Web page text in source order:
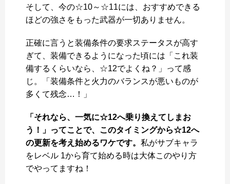
そして、今の☆10～☆11には、おすすめできる
ほどの強さをもった武器が一切ありません。
正確に言うと装備条件の要求ステータスが高す
ぎて、装備できるようになった頃には「これ装
備するくらいなら、☆12でよくね？」って感
じ。「装備条件と火力のバランスが悪いものが
多くて残念…！」
「それなら、一気に☆12へ乗り換えてしまお
う！」ってことで、このタイミングから☆12へ
の更新を考え始めるワケです。 私がサブキャラ
をレベル 1から育て始める時は大体このやり方
でやってますね！